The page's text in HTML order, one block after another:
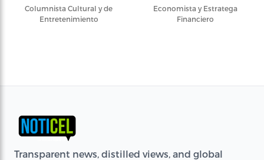
Columnista Cultural y de
Entretenimiento
Economista y Estratega
Financiero
Transparent news, distilled views, and global